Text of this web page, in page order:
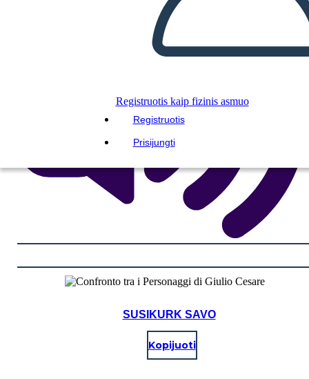
Registruotis kaip fizinis asmuo
Registruotis
Prisijungti
SUSIKURK SAVO
Kopijuoti